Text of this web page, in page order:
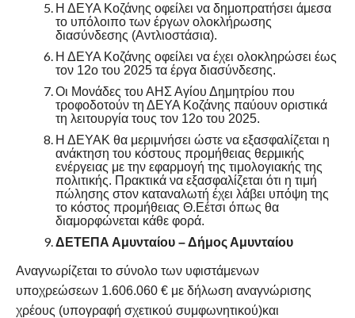
Η ΔΕΥΑ Κοζάνης οφείλει να δημοπρατήσει άμεσα
το υπόλοιπο των έργων ολοκλήρωσης
διασύνδεσης (Αντλιοστάσια).
Η ΔΕΥΑ Κοζάνης οφείλει να έχει ολοκληρώσει έως
τον 12ο του 2025 τα έργα διασύνδεσης.
Οι Μονάδες του ΑΗΣ Αγίου Δημητρίου που
τροφοδοτούν τη ΔΕΥΑ Κοζάνης παύουν οριστικά
τη λειτουργία τους τον 12ο του 2025.
Η ΔΕΥΑΚ θα μεριμνήσει ώστε να εξασφαλίζεται η
ανάκτηση του κόστους προμήθειας θερμικής
ενέργειας με την εφαρμογή της τιμολογιακής της
πολιτικής. Πρακτικά να εξασφαλίζεται ότι η τιμή
πώλησης στον καταναλωτή έχει λάβει υπόψη της
το κόστος προμήθειας Θ.Εέτσι όπως θα
διαμορφώνεται κάθε φορά.
ΔΕΤΕΠΑ Αμυνταίου – Δήμος Αμυνταίου
Αναγνωρίζεται το σύνολο των υφιστάμενων
υποχρεώσεων 1.606.060 € με δήλωση αναγνώρισης
χρέους (υπογραφή σχετικού συμφωνητικού)και